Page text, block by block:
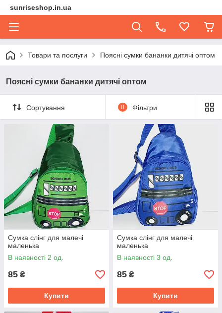
sunriseshop.in.ua
Товари та послуги Поясні сумки бананки дитячі оптом
Поясні сумки бананки дитячі оптом
Сортування 0 Фільтри
Сумка слінг для малечі
маленька
В наявності 2 од.
85 ₴
Купити
Сумка слінг для малечі
маленька
В наявності 3 од.
85 ₴
Купити